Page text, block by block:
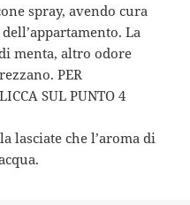
spray, avendo cura
La
menta, altro odore
PER
SUL PUNTO 4
lasciate che l’aroma di